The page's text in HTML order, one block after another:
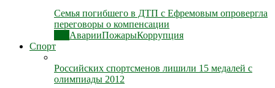
Семья погибшего в ДТП с Ефремовым опровергла
переговоры о компенсации
АварииПожарыКоррупция
Спорт
Российских спортсменов лишили 15 медалей с
олимпиады 2012